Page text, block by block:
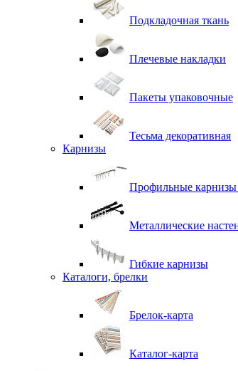
Подкладочная ткань
Плечевые накладки
Пакеты упаковочные
Тесьма декоративная
Карнизы
Профильные карнизы
Металлические
Гибкие карнизы
Каталоги, брелки
Брелок-карта
Каталог-карта